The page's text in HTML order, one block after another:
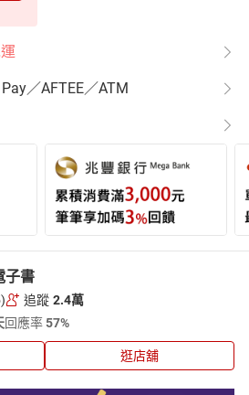
／AFTEE／ATM
子書
追蹤 2.4萬
回應率57%
逛店舖